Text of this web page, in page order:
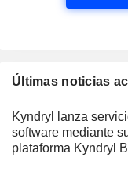
Últimas noticias
Kyndryl lanza
software mediante
plataforma Kyndryl